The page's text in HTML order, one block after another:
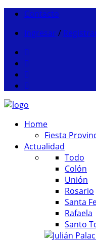
Contacto
Ingresar /
Home
Fiesta
Actualidad
Todo
Colón
Unión
Rosario
Santa
Rafaela
Santo